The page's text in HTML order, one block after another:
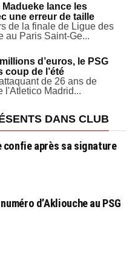
Madueke lance les
une erreur de taille
de la finale de Ligue des
au Paris Saint-Ge...
d’euros, le PSG
coup de l’été
de 26 ans de
l'Atletico Madrid...
DANS CLUB
confie après sa signature
d’Akliouche au PSG